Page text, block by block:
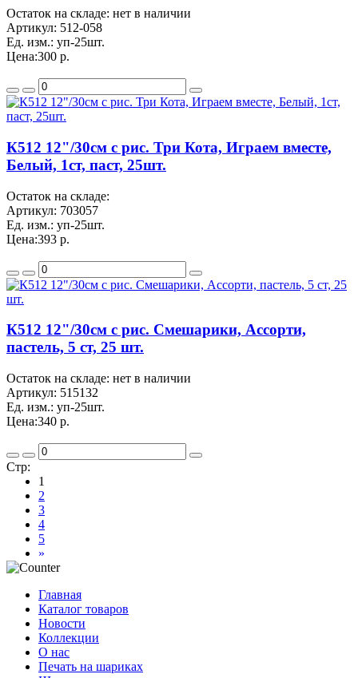
Остаток на складе: нет в наличии
Артикул: 512-058
Ед. изм.: уп-25шт.
Цена:300 р.
К512 12"/30см с рис. Три Кота, Играем вместе,
Белый, 1ст, паст, 25шт.
Остаток на складе:
Артикул: 703057
Ед. изм.: уп-25шт.
Цена:393 р.
К512 12"/30см с рис. Смешарики, Ассорти,
пастель, 5 ст, 25 шт.
Остаток на складе: нет в наличии
Артикул: 515132
Ед. изм.: уп-25шт.
Цена:340 р.
Стр:
1
2
3
4
5
»
Главная
Каталог товаров
Новости
Коллекции
О нас
Печать на шариках